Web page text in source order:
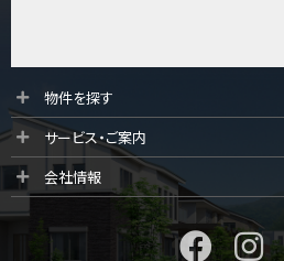
LDK約20帖とゆとりある広さ！WIC、SICの…
物件を探す
サービス・ご案内
会社情報